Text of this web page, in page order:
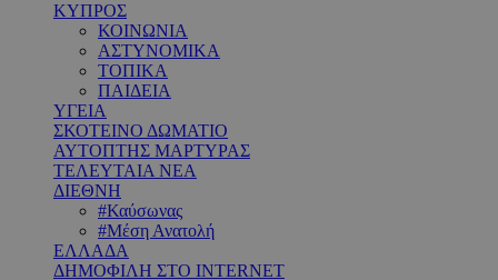
ΚΥΠΡΟΣ
ΚΟΙΝΩΝΙΑ
ΑΣΤΥΝΟΜΙΚΑ
ΤΟΠΙΚΑ
ΠΑΙΔΕΙΑ
ΥΓΕΙΑ
ΣΚΟΤΕΙΝΟ ΔΩΜΑΤΙΟ
ΑΥΤΟΠΤΗΣ ΜΑΡΤΥΡΑΣ
ΤΕΛΕΥΤΑΙΑ ΝΕΑ
ΔΙΕΘΝΗ
#Καύσωνας
#Μέση Ανατολή
ΕΛΛΑΔΑ
ΔΗΜΟΦΙΛΗ ΣΤΟ INTERNET